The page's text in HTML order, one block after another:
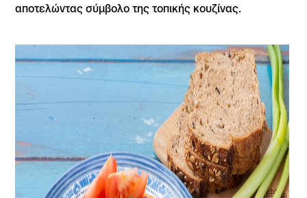
αποτελώντας σύμβολο της τοπικής κουζίνας.